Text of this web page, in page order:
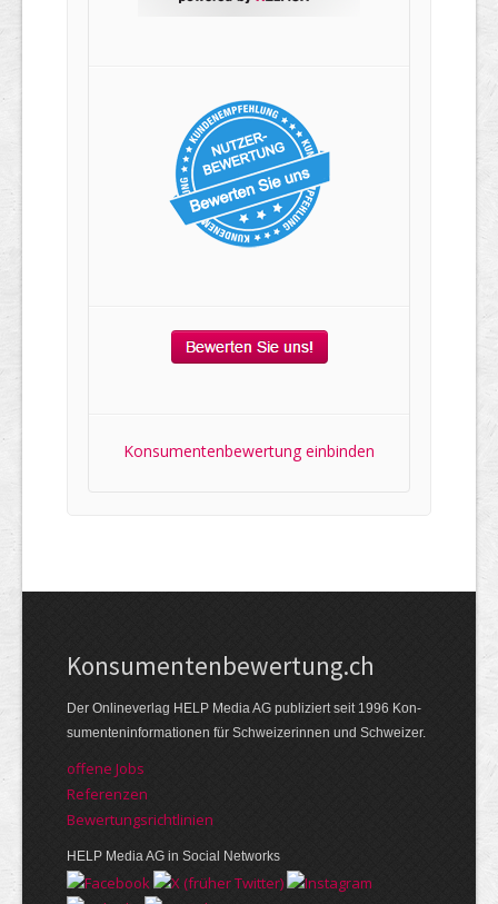
Konsumentenbewertung einbinden
Kon­su­menten­be­wer­tung.ch
Der Online­verlag HELP Media AG publi­ziert seit 1996 Kon­
su­menten­infor­mationen für Schwei­zerinnen und Schweizer.
offene Jobs
Referenzen
Bewer­tungs­richt­linien
HELP Media AG in Social Networks